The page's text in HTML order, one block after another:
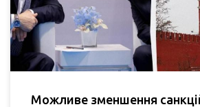
Можливе зменшення